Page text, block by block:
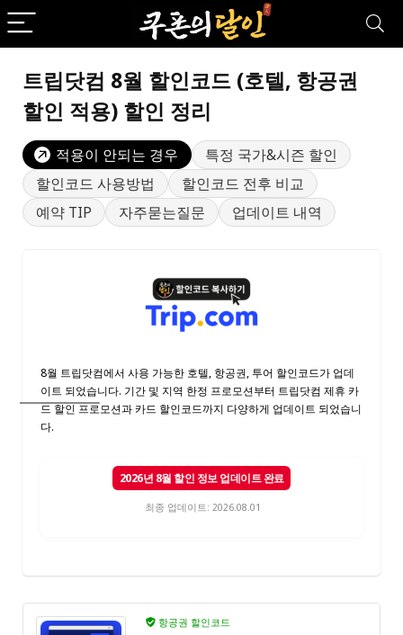
트립닷컴 8월 할인코드 (호텔, 항공권
할인 적용) 할인 정리
적용이 안되는 경우
특정 국가&시즌 할인
할인코드 사용방법
할인코드 전후 비교
예약 TIP
자주묻는질문 업데이트 내역
8월 트립닷컴에서 사용 가능한 호텔, 항공권, 투어 할인코드가 업데
이트 되었습니다. 기간 및 지역 한정 프로모션부터 트립닷컴 제휴 카
드 할인 프로모션과 카드 할인코드까지 다양하게 업데이트 되었습니
다.
2026년 8월 할인 정보 업데이트 완료
최종 업데이트: 2026.08.01
항공권 할인코드